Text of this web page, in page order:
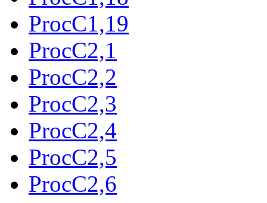
ProcC1,19
ProcC2,1
ProcC2,2
ProcC2,3
ProcC2,4
ProcC2,5
ProcC2,6